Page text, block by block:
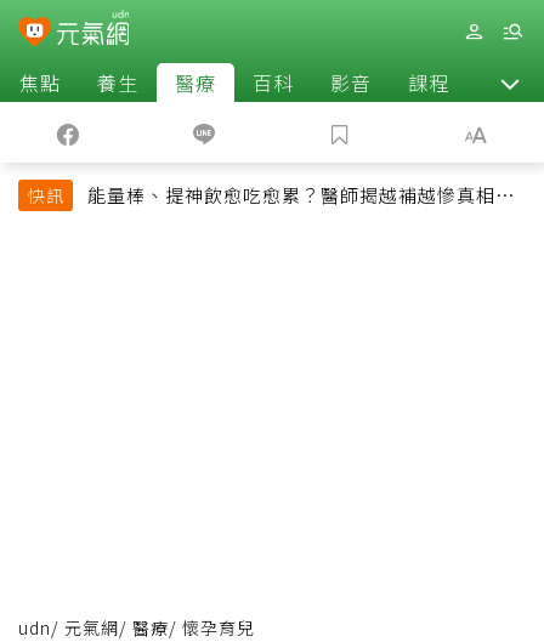
焦點 養生 醫療 百科 影音 課程 退休
快訊
能量棒、提神飲愈吃愈累？醫師揭越補越慘真相：
udn/ 元氣網/ 醫療/ 懷孕育兒